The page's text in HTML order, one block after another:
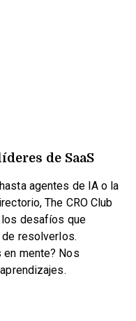
de SaaS
agentes de IA o la
The CRO Club
los desafíos que
resolverlos.
en mente? Nos